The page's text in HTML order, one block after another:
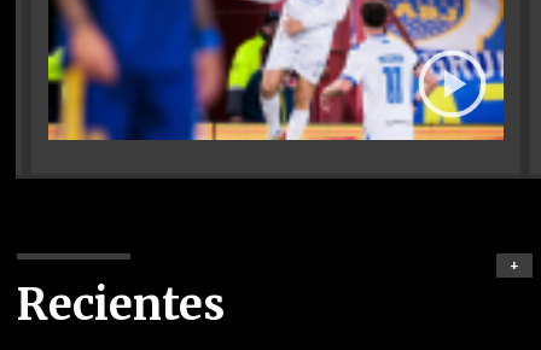
Recientes
+